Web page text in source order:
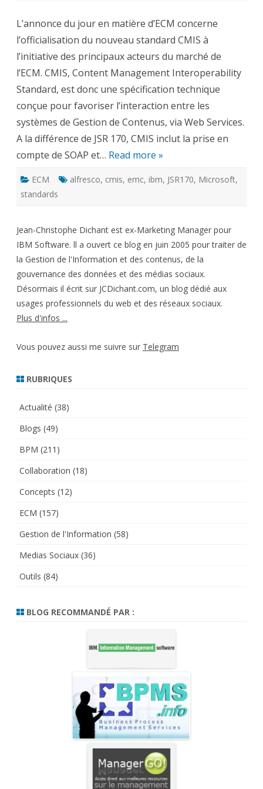
Management
Interoperability
Standard
L’annonce du jour en matière d’ECM concerne
l’officialisation du nouveau standard CMIS à
l’initiative des principaux acteurs du marché de
l’ECM. CMIS, Content Management Interoperability
Standard, est donc une spécification technique
conçue pour favoriser l’interaction entre les
systèmes de Gestion de Contenus, via Web Services.
A la différence de JSR 170, CMIS inclut la prise en
compte de SOAP et… Read more »
ECM alfresco, cmis, emc, ibm, JSR170, Microsoft,
standards
Jean-Christophe Dichant est ex-Marketing Manager pour
IBM Software. ll a ouvert ce blog en juin 2005 pour traiter de
la Gestion de l'Information et des contenus, de la
gouvernance des données et des médias sociaux.
Désormais il écrit sur JCDichant.com, un blog dédié aux
usages professionnels du web et des réseaux sociaux.
Plus d'infos ...
Vous pouvez aussi me suivre sur Telegram
RUBRIQUES
Actualité (38)
Blogs (49)
BPM (211)
Collaboration (18)
Concepts (12)
ECM (157)
Gestion de l'Information (58)
Medias Sociaux (36)
Outils (84)
BLOG RECOMMANDÉ PAR :